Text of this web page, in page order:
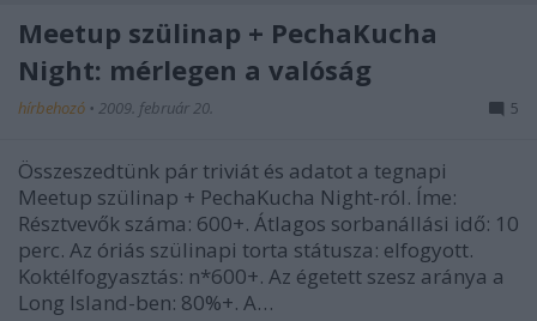
Meetup szülinap + PechaKucha
Night: mérlegen a valóság
hírbehozó • 2009. február 20. 5
Összeszedtünk pár triviát és adatot a tegnapi
Meetup szülinap + PechaKucha Night-ról. Íme:
Résztvevők száma: 600+. Átlagos sorbanállási idő: 10
perc. Az óriás szülinapi torta státusza: elfogyott.
Koktélfogyasztás: n*600+. Az égetett szesz aránya a
Long Island-ben: 80%+. A…